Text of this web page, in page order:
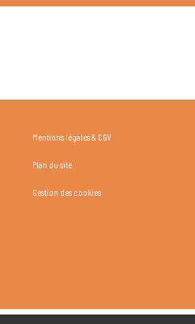
Mentions légales & CGV
Plan du site
Gestion des cookies